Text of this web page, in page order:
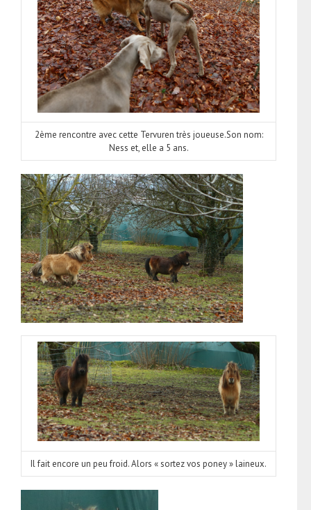
2ème rencontre avec cette Tervuren très joueuse.Son nom:
Ness et, elle a 5 ans.
Il fait encore un peu froid. Alors « sortez vos poney » laineux.